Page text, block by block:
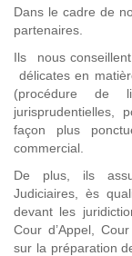
Dans le cadre de
partenaires.
Ils nous
délicates en
(procédure de
jurisprudentielles,
façon plus
commercial.
De plus, ils
Judiciaires, ès
devant les
Cour d’Appel,
sur la préparation